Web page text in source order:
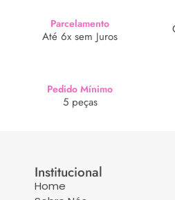
Parcelamento
Até 6x sem Juros
Pedido Mínimo
5 peças
Institucional
Home